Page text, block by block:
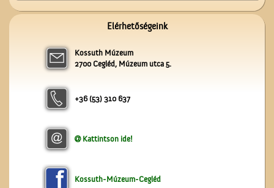
Gubody Ferenc gyermekei
A fényképész
Elérhetőségeink
Kossuth Múzeum
2700 Cegléd, Múzeum utca 5.
+36 (53) 310 637
Kattintson ide!
Kossuth-Múzeum-Cegléd